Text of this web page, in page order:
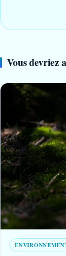
Vous devriez